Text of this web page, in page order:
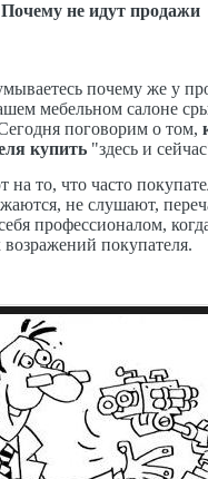
Почему не идут продажи
почему же у
мебельном салоне
поговорим о том,
купить "здесь и
на то, что часто
не слушают,
профессионалом,
возражений покупателя.